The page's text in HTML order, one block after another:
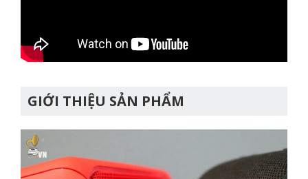
GIỚI THIỆU SẢN PHẨM